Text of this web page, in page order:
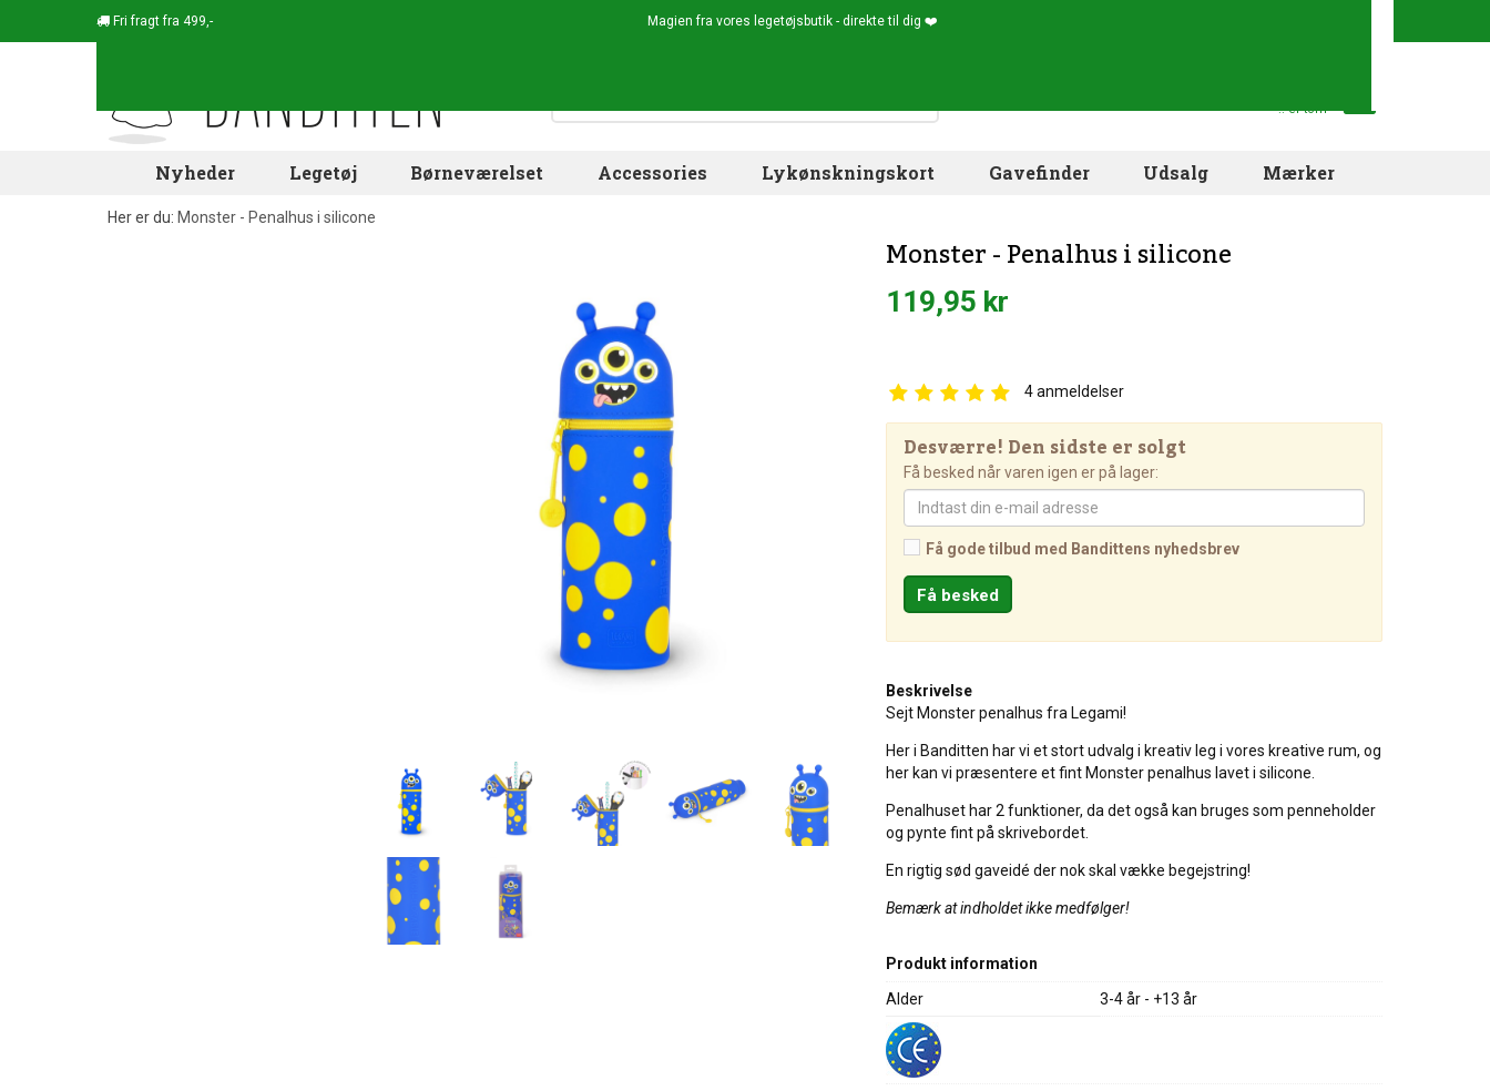
Fri fragt fra 499,- Magien fra vores legetøjsbutik - direkte til dig ❤️
.. er tom
Nyheder Legetøj Børneværelset Accessories Lykønskningskort Gavefinder Udsalg Mærker
Her er du: Monster - Penalhus i silicone
Monster - Penalhus i silicone
119,95 kr
4anmeldelser
Desværre! Den sidste er solgt
Få besked når varen igen er på lager:
Få gode tilbud med Bandittens nyhedsbrev
Beskrivelse
Sejt Monster penalhus fra Legami!
Her i Banditten har vi et stort udvalg i kreativ leg i vores kreative rum, og
her kan vi præsentere et fint Monster penalhus lavet i silicone.
Penalhuset har 2 funktioner, da det også kan bruges som penneholder
og pynte fint på skrivebordet.
En rigtig sød gaveidé der nok skal vække begejstring!
Bemærk at indholdet ikke medfølger!
Produkt information
Alder
3-4 år - +13 år